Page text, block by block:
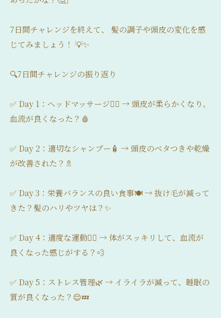
7日間チャレンジを終えて、 髪の調子や頭皮の変化を感
じてみましょう！ 💡✨
🔍7日間チャレンジの振り返り
✅ Day 1：ヘッドマッサージ💆‍♂️ → 頭皮が柔らかくなり、
血流が良くなった？🩸
✅ Day 2：適切なシャンプー🧴 → 頭皮のベタつきや乾燥
が改善された？🚿
✅ Day 3：栄養バランスの良い食事🍽️ → 抜け毛が減って
きた？髪のハリやツヤは？✨
✅ Day 4：適度な運動🏃‍♂️ → 体がスッキリして、血流が
良くなった感じがする？💨
✅ Day 5：ストレス管理🌿 → イライラが減って、睡眠の
質が良くなった？😌💤